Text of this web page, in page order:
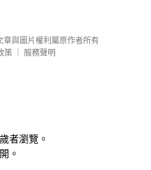
章與圖片權利屬原作者所有
策
服務聲明
者瀏覽。
。